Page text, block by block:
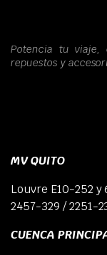
Potencia tu viaje,
repuestos y
MV QUITO
Louvre E10-252 y
2457-329 / 2251-
CUENCA